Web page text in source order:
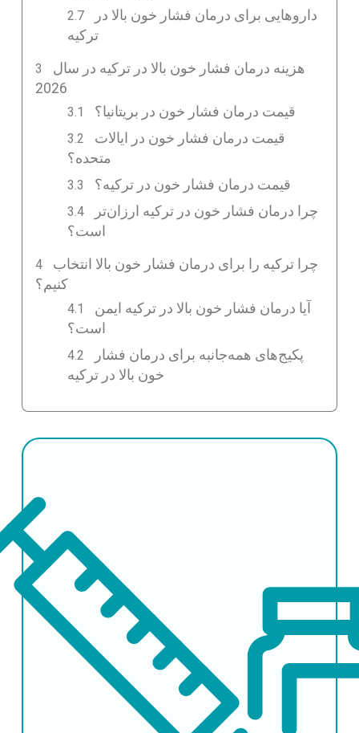
داروهایی برای درمان فشار خون بالا در
ترکیه
هزینه درمان فشار خون بالا در ترکیه در سال
2026
قیمت درمان فشار خون در بریتانیا؟
قیمت درمان فشار خون در ایالات
متحده؟
قیمت درمان فشار خون در ترکیه؟
چرا درمان فشار خون در ترکیه ارزان‌تر
است؟
چرا ترکیه را برای درمان فشار خون بالا انتخاب
کنیم؟
آیا درمان فشار خون بالا در ترکیه ایمن
است؟
پکیج‌های همه‌جانبه برای درمان فشار
خون بالا در ترکیه